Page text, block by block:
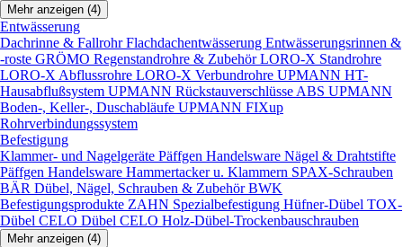
Mehr anzeigen (4)
Entwässerung
Dachrinne & FallrohrFlachdachentwässerung Entwässerungsrinnen &
-roste GRÖMO Regenstandrohre & ZubehörLORO-X Standrohre
LORO-X Abflussrohre LORO-X Verbundrohre UPMANN HT-
Hausabflußsystem UPMANN Rückstauverschlüsse ABS UPMANN
Boden-, Keller-, Duschabläufe UPMANN FIXup
Rohrverbindungssystem
Befestigung
Klammer- und Nagelgeräte Päffgen Handelsware Nägel & Drahtstifte
Päffgen Handelsware Hammertacker u. Klammern SPAX-Schrauben
BÄR Dübel, Nägel, Schrauben & ZubehörBWK
Befestigungsprodukte ZAHN Spezialbefestigung Hüfner-Dübel TOX-
Dübel CELO Dübel CELO Holz-Dübel-Trockenbauschrauben
Mehr anzeigen (4)